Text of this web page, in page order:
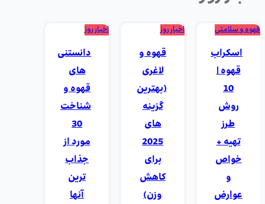
قهوه و سلامتی
اسکراب
قهوه |
10
روش
طرز
تهیه +
خواص
و
عوارض
اخبار روز
قهوه و
لاغری
(بهترین
گزینه
های
2025
برای
کاهش
وزن)
اخبار روز
دانستنی
های
قهوه و
شناخت
30
مورد از
جذاب
ترین
آنها